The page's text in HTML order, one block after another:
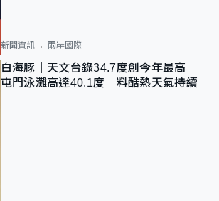
新聞資訊 兩岸國際
白海豚｜天文台錄34.7度創今年最高
屯門泳灘高達40.1度 料酷熱天氣持續